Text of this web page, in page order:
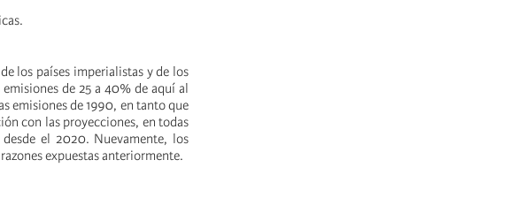
los países imperialistas y de los
de 25 a 40% de aquí al
emisiones de 1990, en tanto que
con las proyecciones, en todas
el 2020. Nuevamente, los
expuestas anteriormente.